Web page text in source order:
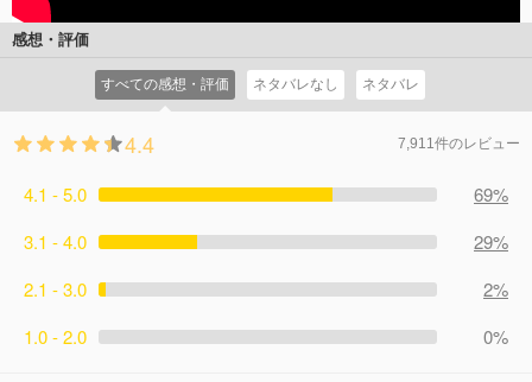
感想・評価
すべての感想・評価 ネタバレなし ネタバレ
4.4 7,911件のレビュー
4.1 - 5.0
69%
3.1 - 4.0
29%
2.1 - 3.0
2%
1.0 - 2.0
0%